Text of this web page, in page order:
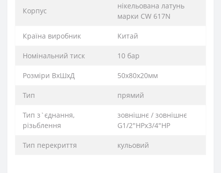
Корпус
нікельована латунь
марки CW 617N
Країна виробник Китай
Номінальний тиск 10 бар
Розміри ВхШхД 50х80х20мм
Тип прямий
Тип з`єднання,
різьблення
зовнішнє / зовнішнє
G1/2″НРх3/4″НР
Тип перекриття кульовий